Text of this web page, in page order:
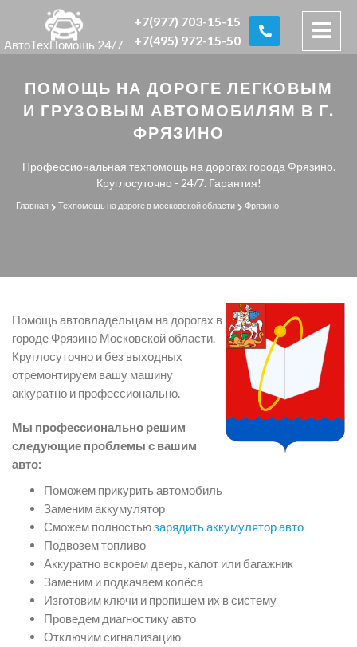
АвтоТехПомощь 24/7
+7(977) 703-15-15
+7(495) 972-15-50
ПОМОЩЬ НА ДОРОГЕ ЛЕГКОВЫМ
И ГРУЗОВЫМ АВТОМОБИЛЯМ В Г.
ФРЯЗИНО
Профессиональная техпомощь на дорогах города Фрязино.
Круглосуточно - 24/7. Гарантия!
Главная Техпомощь на дороге в московской области Фрязино
Помощь автовладельцам на дорогах в
городе Фрязино Московской области.
Круглосуточно и без выходных
отремонтируем вашу машину
аккуратно и профессионально.
Мы профессионально решим
следующие проблемы с вашим
авто:
Поможем прикурить автомобиль
Заменим аккумулятор
Сможем полностьюзарядить аккумулятор авто
Подвозем топливо
Аккуратно вскроем дверь, капот или багажник
Заменим и подкачаем колёса
Изготовим ключи и пропишем их в систему
Проведем диагностику авто
Отключим сигнализацию